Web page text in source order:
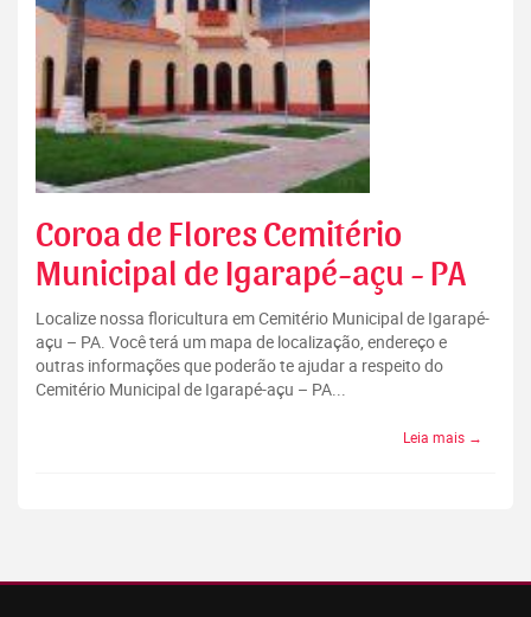
Coroa de Flores Cemitério
Municipal de Igarapé-açu - PA
Localize nossa floricultura em Cemitério Municipal de Igarapé-
açu – PA. Você terá um mapa de localização, endereço e
outras informações que poderão te ajudar a respeito do
Cemitério Municipal de Igarapé-açu – PA...
Leia mais →